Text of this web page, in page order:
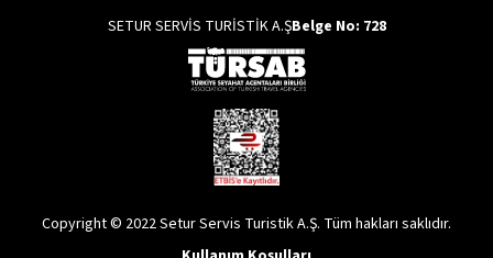
SETUR SERVİS TURİSTİK A.ŞBelge No: 728
Copyright © 2022 Setur Servis Turistik A.Ş. Tüm hakları saklıdır.